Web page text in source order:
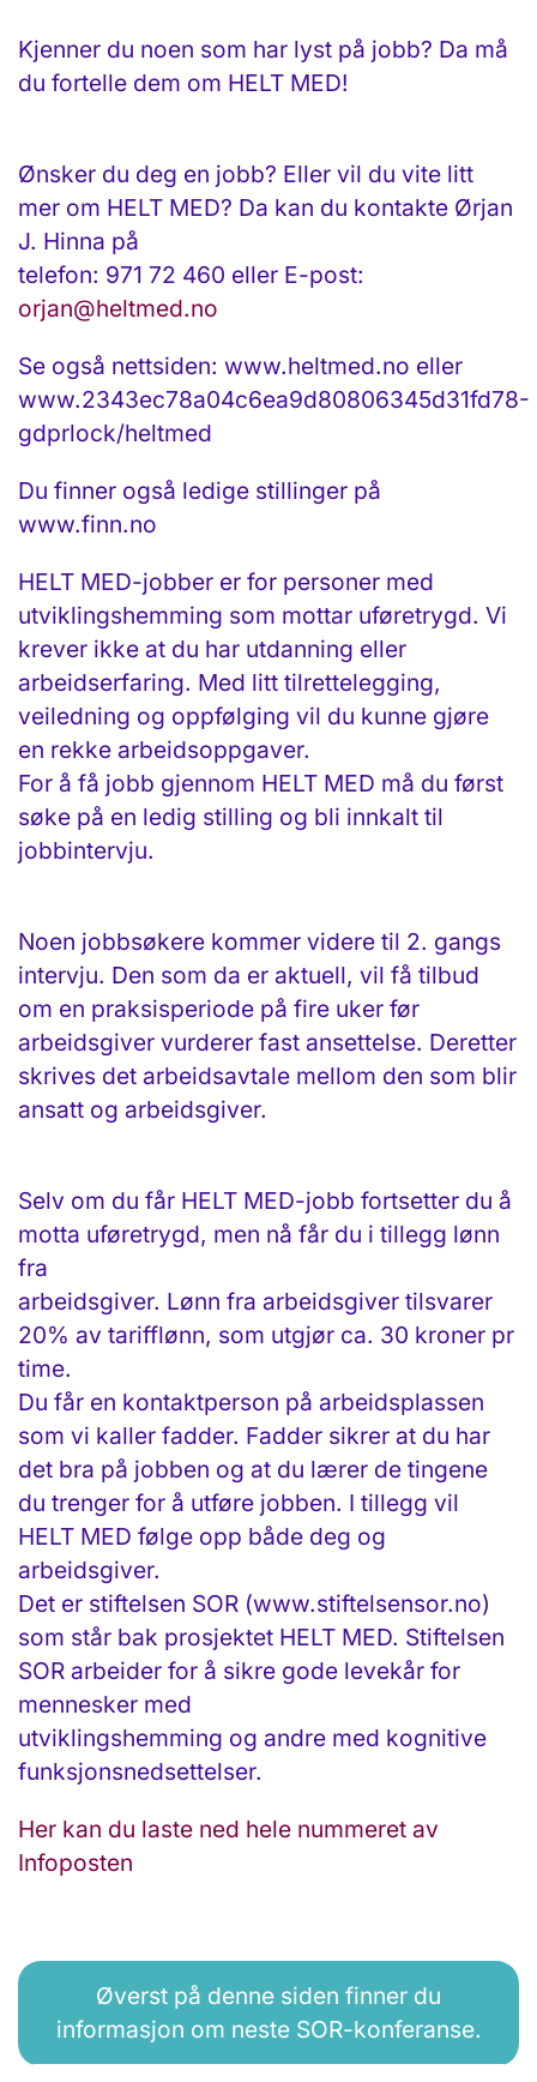
Kjenner du noen som har lyst på jobb? Da må
du fortelle dem om HELT MED!
Ønsker du deg en jobb? Eller vil du vite litt
mer om HELT MED? Da kan du kontakte Ørjan
J. Hinna på
telefon: 971 72 460 eller E-post:
orjan@heltmed.no
Se også nettsiden: www.heltmed.no eller
www.2343ec78a04c6ea9d80806345d31fd78-
gdprlock/heltmed
Du finner også ledige stillinger på
www.finn.no
HELT MED-jobber er for personer med
utviklingshemming som mottar uføretrygd. Vi
krever ikke at du har utdanning eller
arbeidserfaring. Med litt tilrettelegging,
veiledning og oppfølging vil du kunne gjøre
en rekke arbeidsoppgaver.
For å få jobb gjennom HELT MED må du først
søke på en ledig stilling og bli innkalt til
jobbintervju.
Noen jobbsøkere kommer videre til 2. gangs
intervju. Den som da er aktuell, vil få tilbud
om en praksisperiode på fire uker før
arbeidsgiver vurderer fast ansettelse. Deretter
skrives det arbeidsavtale mellom den som blir
ansatt og arbeidsgiver.
Selv om du får HELT MED-jobb fortsetter du å
motta uføretrygd, men nå får du i tillegg lønn
fra
arbeidsgiver. Lønn fra arbeidsgiver tilsvarer
20% av tarifflønn, som utgjør ca. 30 kroner pr
time.
Du får en kontaktperson på arbeidsplassen
som vi kaller fadder. Fadder sikrer at du har
det bra på jobben og at du lærer de tingene
du trenger for å utføre jobben. I tillegg vil
HELT MED følge opp både deg og
arbeidsgiver.
Det er stiftelsen SOR (www.stiftelsensor.no)
som står bak prosjektet HELT MED. Stiftelsen
SOR arbeider for å sikre gode levekår for
mennesker med
utviklingshemming og andre med kognitive
funksjonsnedsettelser.
Her kan du laste ned hele nummeret av
Infoposten
Øverst på denne siden finner du
informasjon om neste SOR-konferanse.